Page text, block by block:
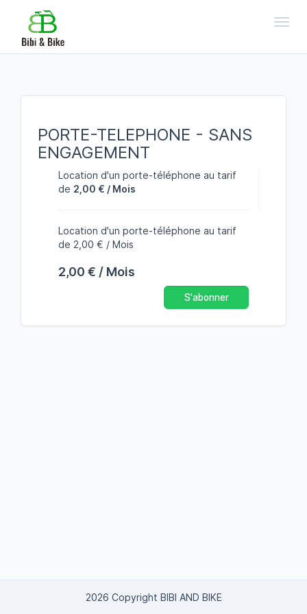
PORTE-TELEPHONE - SANS
ENGAGEMENT
Location d'un porte-téléphone au tarif
de 2,00 € / Mois
Location d'un porte-téléphone au tarif
de 2,00 € / Mois
2,00 € / Mois
S'abonner
2026 Copyright BIBI AND BIKE